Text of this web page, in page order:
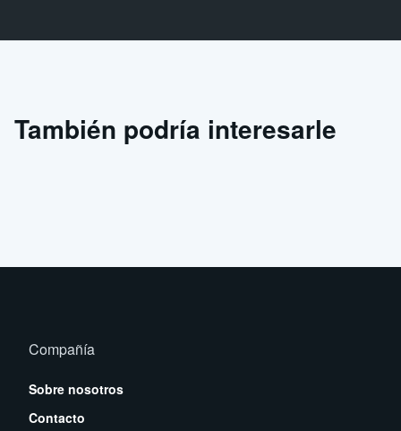
También podría interesarle
Compañía
Sobre nosotros
Contacto